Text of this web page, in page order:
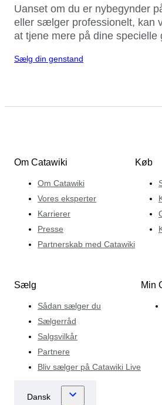
Uanset om du er nybegynder
eller sælger professionelt, kan
at tjene mere på dine specielle
Sælg din genstand
Om Catawiki
Om Catawiki
Vores eksperter
Karrierer
Presse
Partnerskab med Catawiki
Køb
Sælg
Sådan sælger du
Sælgerråd
Salgsvilkår
Partnere
Bliv sælger på Catawiki Live
Min